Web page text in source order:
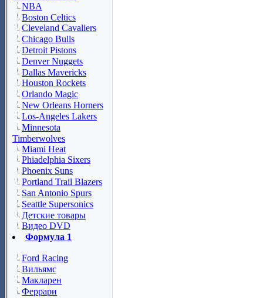
NBA
Boston Celtics
Cleveland Cavaliers
Chicago Bulls
Detroit Pistons
Denver Nuggets
Dallas Mavericks
Houston Rockets
Orlando Magic
New Orleans Horners
Los-Angeles Lakers
Minnesota
Timberwolves
Miami Heat
Phiadelphia Sixers
Phoenix Suns
Portland Trail Blazers
San Antonio Spurs
Seattle Supersonics
Детские товары
Видео DVD
Формула 1
Ford Racing
Вильямс
Макларен
Феррари